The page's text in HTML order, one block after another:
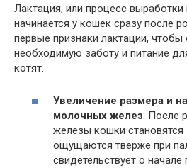
Лактация, или процесс
начинается у кошек сразу после
первые признаки лактации, чтобы
необходимую заботу и питание
котят.
Увеличение размера и
молочных желез: После
железы кошки
ощущаются тверже при
свидетельствует о начале